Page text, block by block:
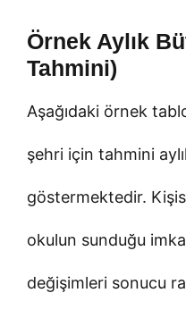
Örnek Aylık
Tahmini)
Aşağıdaki örnek
şehri için tahmini
göstermektedir.
okulun sunduğu
değişimleri sonucu